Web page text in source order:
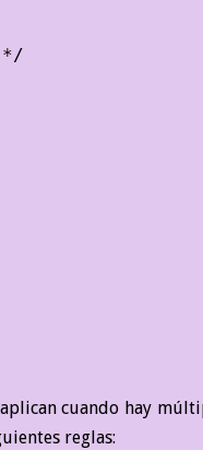
*/
cuando hay
reglas: